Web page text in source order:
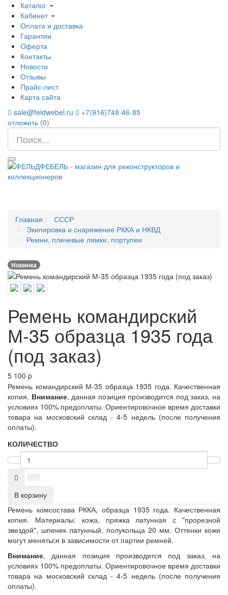
Каталог
Кабинет
Оплата и доставка
Гарантии
Оферта
Контакты
Новости
Отзывы
Прайс-лист
Карта сайта
sale@feldwebel.ru
+7(916)748-46-85
отложить (0)
Главная
СССР
Экипировка и снаряжение РККА и НКВД
Ремни, плечевые лямки, портупеи
Новинка
Ремень командирский
М-35 образца 1935 года
(под заказ)
5 100 p
Ремень командирский М-35 образца 1935 года. Качественная
копия. Внимание, данная позиция производится под заказ, на
условиях 100% предоплаты. Ориентировочное время доставки
товара на московский склад - 4-5 недель (после получения
оплаты).
КОЛИЧЕСТВО
В корзину
Ремень комсостава РККА, образца 1935 года. Качественная
копия. Материалы: кожа, пряжка латунная с "прорезной
звездой", шпенек латунный, полукольца 20 мм. Оттенки кожи
могут меняться в зависимости от партии ремней.
Внимание, данная позиция производится под заказ, на
условиях 100% предоплаты. Ориентировочное время доставки
товара на московский склад - 4-5 недель (после получения
оплаты).